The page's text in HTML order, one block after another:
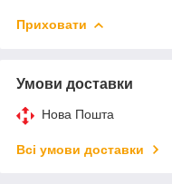
Приховати
Умови доставки
Нова Пошта
Всі умови доставки